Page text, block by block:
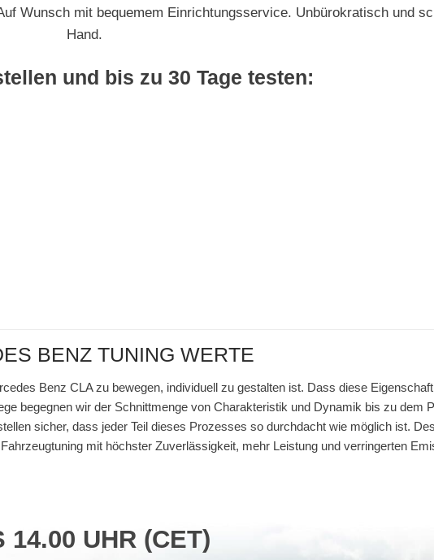
Wunsch mit bequemem Einrichtungsservice. Unbürokratisch und
Hand.
und bis zu 30 Tage testen:
BENZ TUNING WERTE
Benz CLA zu bewegen, individuell zu gestalten ist. Dass diese
begegnen wir der Schnittmenge von Charakteristik und Dynamik bis zu dem
sicher, dass jeder Teil dieses Prozesses so durchdacht wie möglich ist.
mit höchster Zuverlässigkeit, mehr Leistung und verringerten
14.00 UHR (CET)